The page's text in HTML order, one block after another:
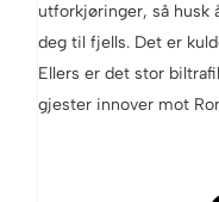
utforkjøringer, så husk
deg til fjells. Det er
Ellers er det stor
gjester innover mot